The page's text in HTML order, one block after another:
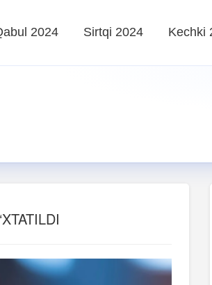
2024 Sirtqi 2024 Kechki